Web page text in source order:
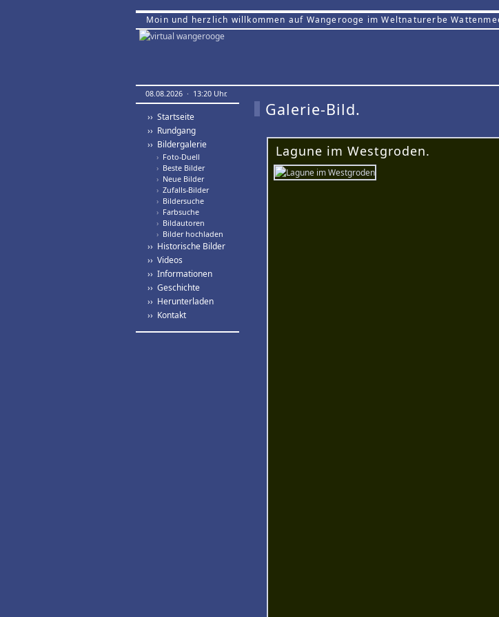
Moin und herzlich willkommen auf Wangerooge im Weltnaturerbe
08.08.2026 · 13:20 Uhr.
›› Startseite
›› Rundgang
›› Bildergalerie
› Foto-Duell
› Beste Bilder
› Neue Bilder
› Zufalls-Bilder
› Bildersuche
› Farbsuche
› Bildautoren
› Bilder hochladen
›› Historische Bilder
›› Videos
›› Informationen
›› Geschichte
›› Herunterladen
›› Kontakt
Galerie-Bild.
Lagune im Westgroden.